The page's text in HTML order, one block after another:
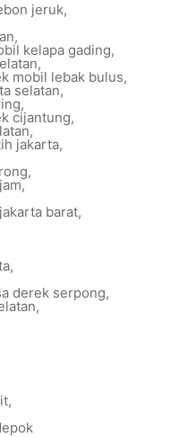
jeruk,
,
kelapa gading,
,
mobil lebak bulus,
selatan,
,
cijantung,
,
jakarta,
,
,
barat,
,
derek serpong,
,
,